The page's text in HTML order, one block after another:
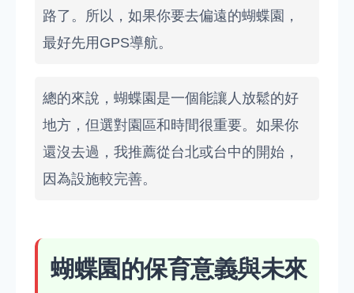
路了。所以，如果你要去偏遠的蝴蝶園，
最好先用GPS導航。
總的來說，蝴蝶園是一個能讓人放鬆的好
地方，但選對園區和時間很重要。如果你
還沒去過，我推薦從台北或台中的開始，
因為設施較完善。
蝴蝶園的保育意義與未來